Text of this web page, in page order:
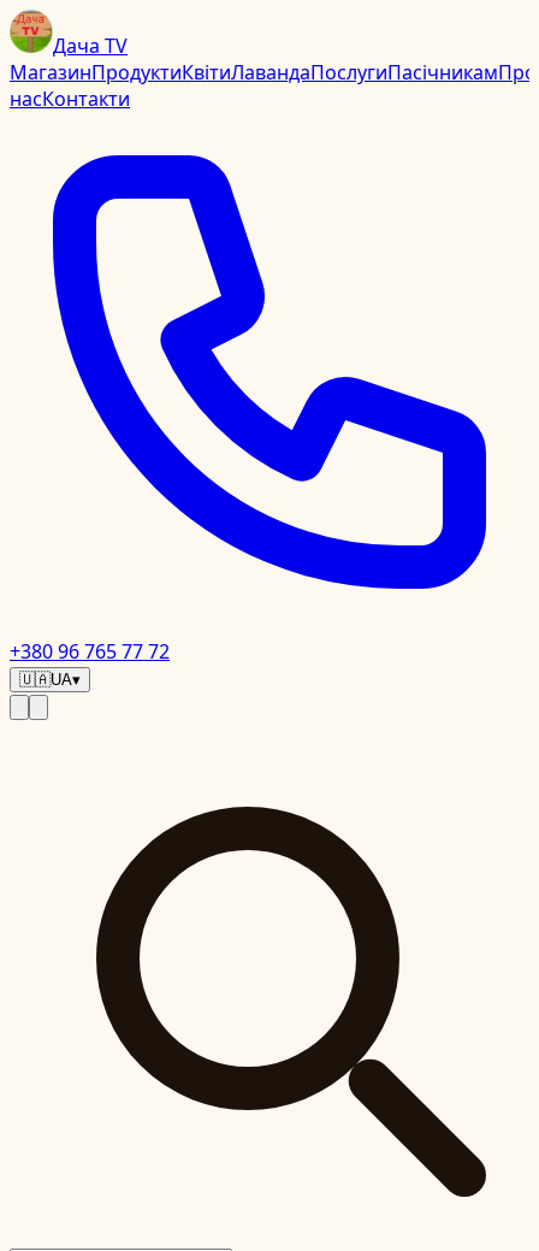
Дача TV
МагазинПродуктиКвітиЛавандаПослугиПасічникамПро
насКонтакти
+380 96 765 77 72
🇺🇦UA▾